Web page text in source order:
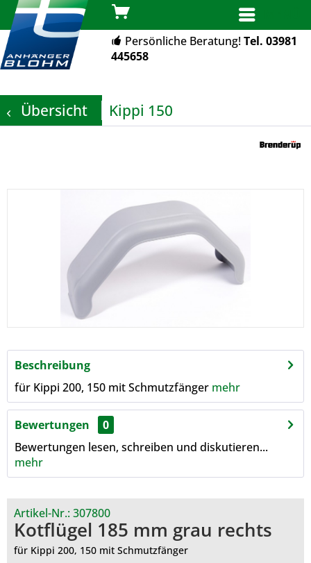
Persönliche Beratung!Tel. 03981
445658
Übersicht Kippi 150
Beschreibung
für Kippi 200, 150 mit Schmutzfänger mehr
Bewertungen
0
Bewertungen lesen, schreiben und diskutieren...
mehr
Artikel-Nr.:307800
Kotflügel 185 mm grau rechts
für Kippi 200, 150 mit Schmutzfänger